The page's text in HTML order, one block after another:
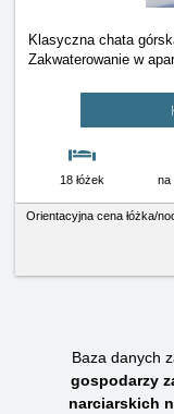
Klasyczna chata
Zakwaterowanie w
18 łóżek na
Orientacyjna cena łóżka/
Baza danych
gospodarzy
narciarskich